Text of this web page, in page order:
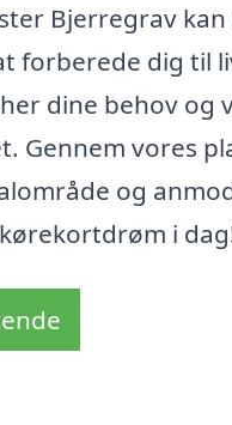
Bjerregrav
forberede dig til
dine behov og
Gennem vores
og
i